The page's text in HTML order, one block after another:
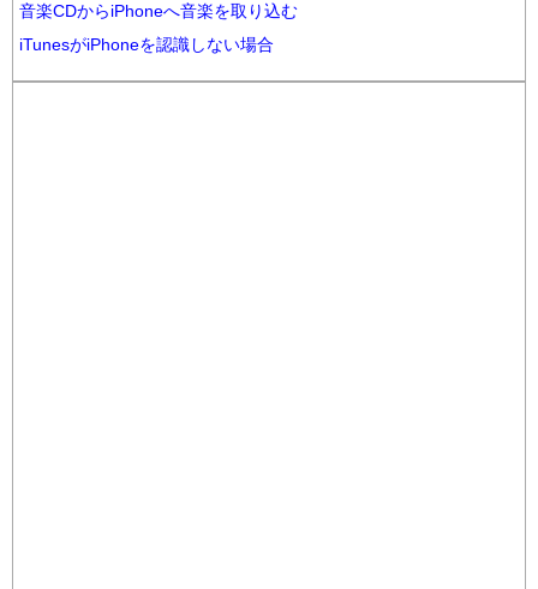
音楽CDからiPhoneへ音楽を取り込む
iTunesがiPhoneを認識しない場合